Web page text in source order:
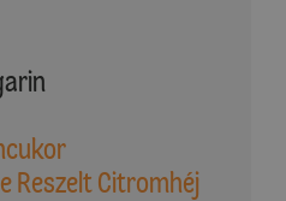
Reszelt Citromhéj